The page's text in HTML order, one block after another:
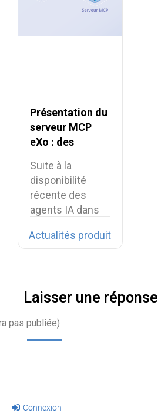
Présentation du
serveur MCP
eXo : des
sécurisées pour
la digital
workplace
Suite à la
disponibilité
récente des
agents IA dans
nous…
Actualités produit
Laisser une réponse
pas publiée)
Connexion